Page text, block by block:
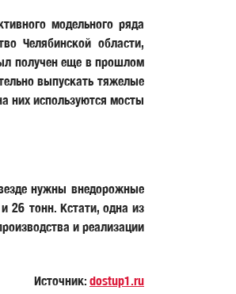
модельного ряда
Челябинской области,
получен еще в прошлом
выпускать тяжелые
них используются мосты
нужны внедорожные
тонн. Кстати, одна из
и реализации
Источник: dostup1.ru